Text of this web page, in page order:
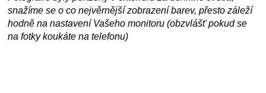
snažíme se o co nejvěrnější zobrazení barev, přesto záleží
hodně na nastavení Vašeho monitoru (obzvlášť pokud se
na fotky koukáte na telefonu)